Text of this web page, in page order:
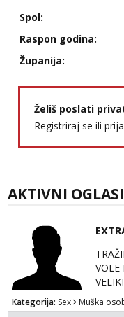
Spol:
Raspon godina:
Županija:
Želiš poslati
Registriraj se ili
AKTIVNI
VOLE
NA
Kategorija: Sex Muška